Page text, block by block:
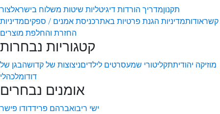
תקנוןמדריך הורדות דיגיטליות שיטות משלוח בישראלצור
קשראודותמדיניות הגנת פרטיות באתרכניסת אמנים / ספקיםמדיניות
החזרת והחלפת מוצרים
קטגוריות נבחרות
מוזיקה יהודיתתקליטורי שמעסרטים לילדיםניצוצות של קדושהבגן של
דודומלכהלי
אומנים נבחרים
ישי ריבואברהם פרידדודו פישר